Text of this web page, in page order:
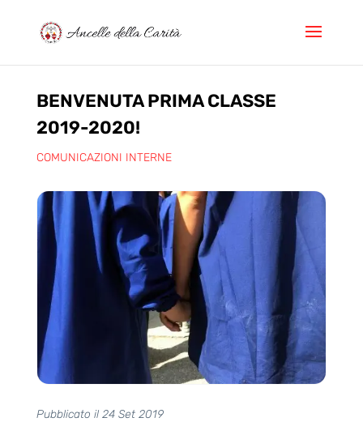
BENVENUTA PRIMA CLASSE
2019-2020!
COMUNICAZIONI INTERNE
Pubblicato il 24 Set 2019